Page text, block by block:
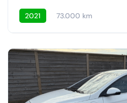
2021 73.000 km